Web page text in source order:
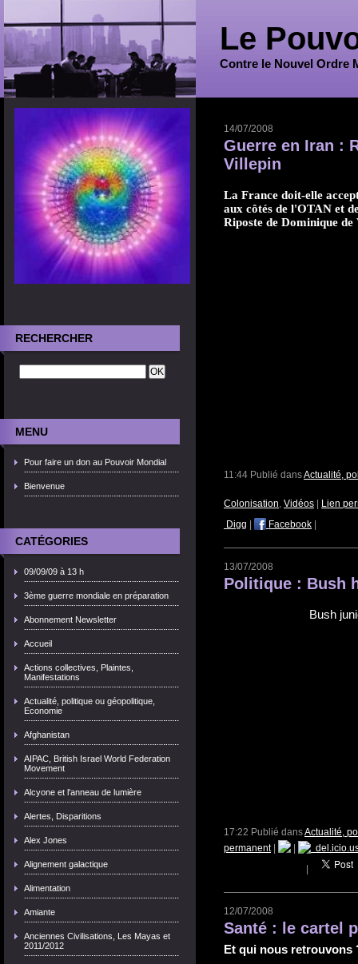
Le
Contre le Nouvel Ordre
RECHERCHER
MENU
Pour faire un don au Pouvoir Mondial
Bienvenue
CATÉGORIES
09/09/09 à 13 h
3ème guerre mondiale en préparation
Abonnement Newsletter
Accueil
Actions collectives, Plaintes,
Manifestations
Actualité, politique ou géopolitique,
Economie
Afghanistan
AIPAC, British Israel World Federation
Movement
Alcyone et l'anneau de lumière
Alertes, Disparitions
Alex Jones
Alignement galactique
Alimentation
Amiante
Anciennes Civilisations, Les Mayas et
2011/2012
14/07/2008
Guerre en Iran :
Villepin
La France doit-elle
aux côtés de l'OTAN et
Riposte de Dominique de
11:44 Publié dansActualité,
Colonisation, Vidéos
Lien
Digg
Facebook
13/07/2008
Politique : Bush
Bush
17:22 Publié dansActualité,
permanent|
12/07/2008
Santé : le cartel
Et qui nous retrouvons